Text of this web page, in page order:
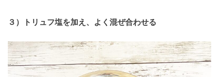
３）トリュフ塩を加え、よく混ぜ合わせる